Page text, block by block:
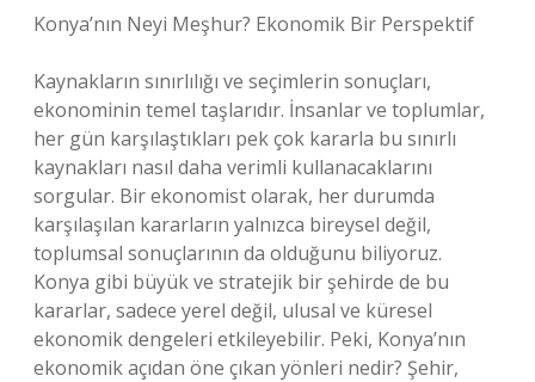
Konya’nın Neyi Meşhur? Ekonomik Bir Perspektif
Kaynakların sınırlılığı ve seçimlerin sonuçları,
ekonominin temel taşlarıdır. İnsanlar ve toplumlar,
her gün karşılaştıkları pek çok kararla bu sınırlı
kaynakları nasıl daha verimli kullanacaklarını
sorgular. Bir ekonomist olarak, her durumda
karşılaşılan kararların yalnızca bireysel değil,
toplumsal sonuçlarının da olduğunu biliyoruz.
Konya gibi büyük ve stratejik bir şehirde de bu
kararlar, sadece yerel değil, ulusal ve küresel
ekonomik dengeleri etkileyebilir. Peki, Konya’nın
ekonomik açıdan öne çıkan yönleri nedir? Şehir,